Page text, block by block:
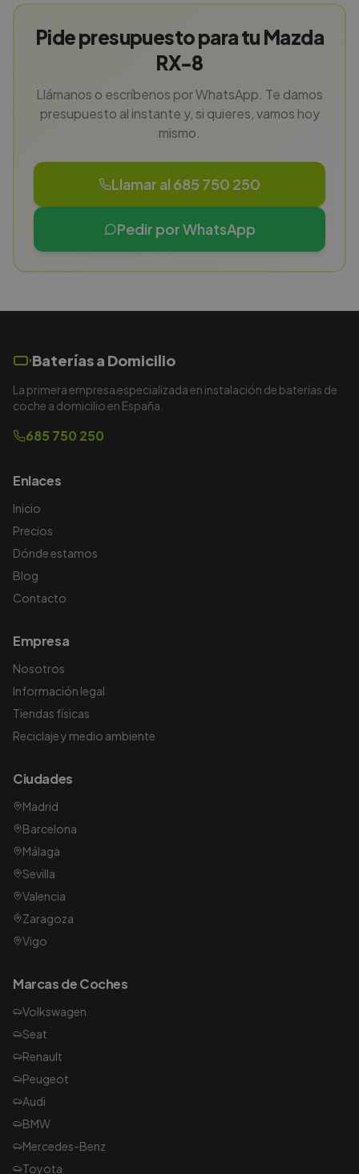
Pide presupuesto para tu Mazda
RX-8
Llámanos o escríbenos por WhatsApp. Te damos
presupuesto al instante y, si quieres, vamos hoy
mismo.
Llamar al 685 750 250
Pedir por WhatsApp
Baterías a Domicilio
La primera empresa especializada en instalación de baterías de
coche a domicilio en España.
685 750 250
Enlaces
Inicio
Precios
Dónde estamos
Blog
Contacto
Empresa
Nosotros
Información legal
Tiendas físicas
Reciclaje y medio ambiente
Ciudades
Madrid
Barcelona
Málaga
Sevilla
Valencia
Zaragoza
Vigo
Marcas de Coches
Volkswagen
Seat
Renault
Peugeot
Audi
BMW
Mercedes-Benz
Toyota